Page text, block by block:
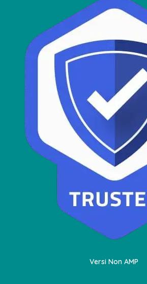
Versi Non AMP